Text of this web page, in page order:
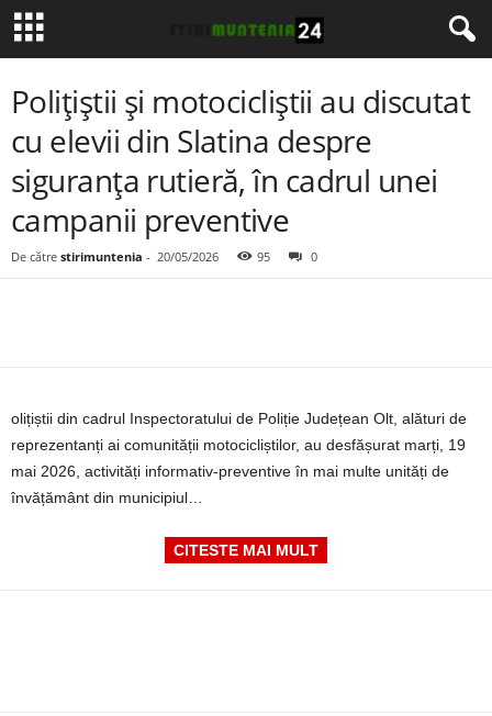
Polițiștii și motocicliștii au discutat
cu elevii din Slatina despre
siguranța rutieră, în cadrul unei
campanii preventive
De către stirimuntenia - 20/05/2026 95 0
olițiștii din cadrul Inspectoratului de Poliție Județean Olt, alături de
reprezentanți ai comunității motocicliștilor, au desfășurat marți, 19
mai 2026, activități informativ-preventive în mai multe unități de
învățământ din municipiul…
CITESTE MAI MULT